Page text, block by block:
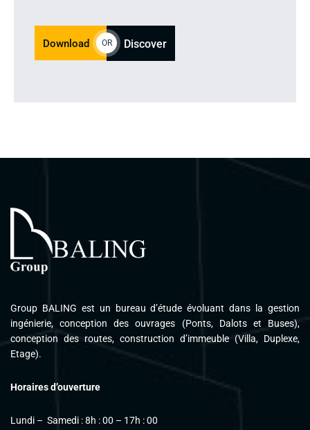
Download OR Discover
Group BALING est un bureau d’étude évoluant dans la gestion
ingénierie, conception des ouvrages (Ponts, Dalots et Buses),
conception des routes, construction d’immeuble (Villa, Duplexe,
Etage).
Horaires d’ouverture
Lundi – Samedi : 8h : 00 – 17h : 00